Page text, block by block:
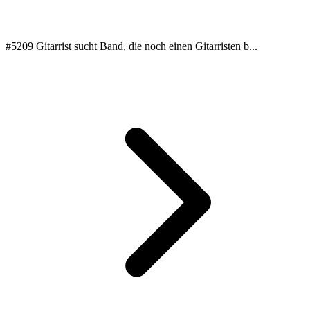
#5209 Gitarrist sucht Band, die noch einen Gitarristen b...